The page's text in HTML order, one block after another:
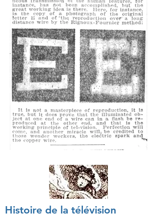
Histoire de la télévision